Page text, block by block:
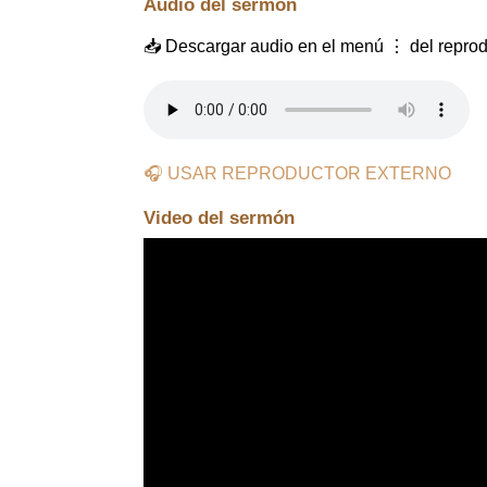
Audio del sermón
📥 Descargar audio en el menú ⋮ del
🎧 USAR REPRODUCTOR EXTERNO
Video del sermón